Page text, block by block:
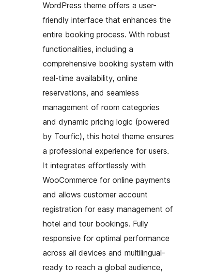
WordPress theme offers a user-
friendly interface that enhances the
entire booking process. With robust
functionalities, including a
comprehensive booking system with
real-time availability, online
reservations, and seamless
management of room categories
and dynamic pricing logic (powered
by Tourfic), this hotel theme ensures
a professional experience for users.
It integrates effortlessly with
WooCommerce for online payments
and allows customer account
registration for easy management of
hotel and tour bookings. Fully
responsive for optimal performance
across all devices and multilingual-
ready to reach a global audience,